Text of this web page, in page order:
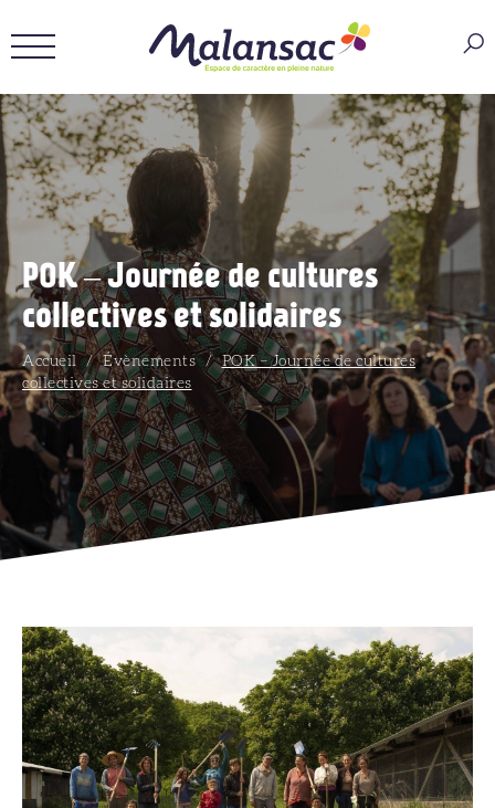
POK – Journée de cultures
collectives et solidaires
Accueil / Évènements / POK – Journée de cultures
collectives et solidaires